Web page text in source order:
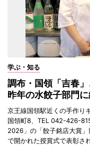
学ぶ・知る
調布・国領「吉春
昨年の水餃子部門に
京王線国領駅近くの手作り
国領町8、TEL 042-426-
2026」の「餃子銘店大賞
で開かれた授賞式で表彰され